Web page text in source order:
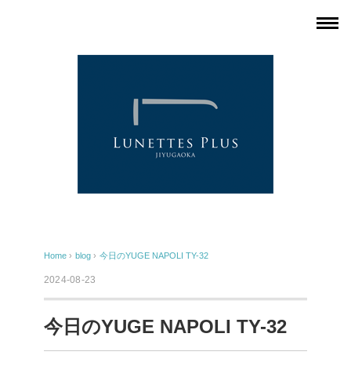
Home › blog › 今日のYUGE NAPOLI TY-32
2024-08-23
今日のYUGE NAPOLI TY-32